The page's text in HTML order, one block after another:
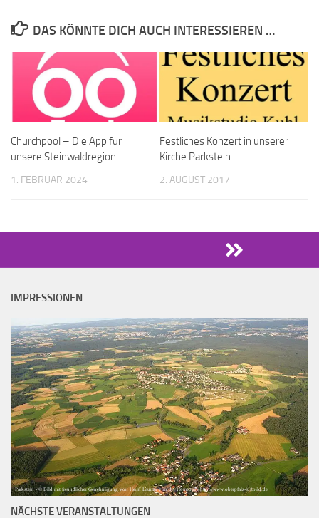
DAS KÖNNTE DICH AUCH INTERESSIEREN …
Churchpool – Die App für
unsere Steinwaldregion
1. FEBRUAR 2024
Festliches Konzert in unserer
Kirche Parkstein
2. AUGUST 2017
IMPRESSIONEN
Parkstein - © Bild mit freundlicher Genehmigung von Herrn Laumer von der Homepage http://www.oberpfalz-luftbild.de
NÄCHSTE VERANSTALTUNGEN